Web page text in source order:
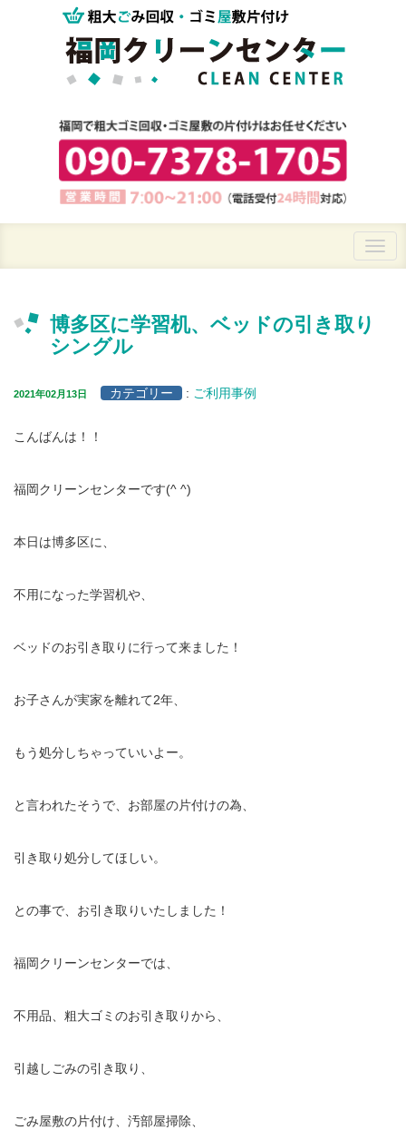
博多区に学習机、ベッドの引き取り
シングル
2021年02月13日 カテゴリー : ご利用事例
こんばんは！！
福岡クリーンセンターです(^ ^)
本日は博多区に、
不用になった学習机や、
ベッドのお引き取りに行って来ました！
お子さんが実家を離れて2年、
もう処分しちゃっていいよー。
と言われたそうで、お部屋の片付けの為、
引き取り処分してほしい。
との事で、お引き取りいたしました！
福岡クリーンセンターでは、
不用品、粗大ゴミのお引き取りから、
引越しごみの引き取り、
ごみ屋敷の片付け、汚部屋掃除、